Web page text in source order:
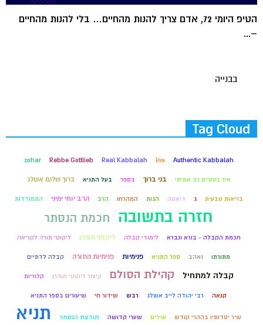
הטיפ היומי 72, אדם צריך להנות מהחיים… בלי להנות מהחיים
–...
בבנייה
Tag Cloud
Authentic Kabbalah
live
Real Kabbalah
Rebbe Gottlieb
zohar
איך בוחרים רב אמיתי בני ברוך בספר בעל התניא ברוך שלום אשלג
בריאות טבעית ג דיאטה הגות המהרחו הרב הרב יוחי ימיני התמודדות
חזרה בתשובה חכמת הנסתר
חכמת הקבלה - בורא ונברא לימודי קבלה ליקוטי מוהרן ליקוטי תורה לקריאה
מתורתו נאהב ספר התניא פנימיות פנימיות התורה קבלה לדתיים
קבלה למתחיל קהילת הסולם קיצור ליקוטי מוהרן קלוריות
קנאה רבי יהודה לייב אשלג רבש שידור חי שיעורים בספר התניא
שיר יסדותיו בההרי קודש שירים שערי קדושה תודעת הנסתר תניא